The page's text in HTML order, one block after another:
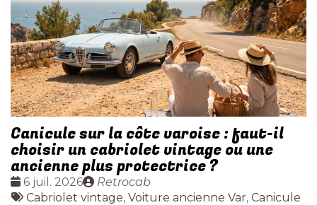
Canicule sur la côte varoise : faut-il
choisir un cabriolet vintage ou une
ancienne plus protectrice ?
Date
:
6 juil. 2026
Publié
par
Retrocab
Tags
Cabriolet vintage, Voiture ancienne Var, Canicule